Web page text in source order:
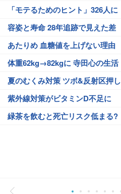
「モテるためのヒント」326人に
容姿と寿命 28年追跡で見えた差
あたりめ 血糖値を上げない理由
体重62kg→82kgに 寺田心の生活
夏のむくみ対策 ツボ&反射区押し
紫外線対策がビタミンD不足に
緑茶を飲むと死亡リスク低まる?